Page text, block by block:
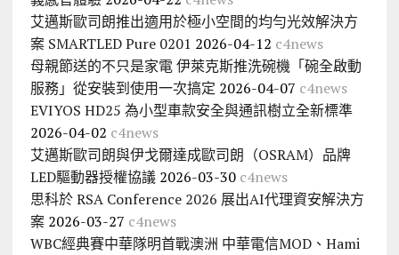
艾邁斯歐司朗推出適用於極小空間的均勻光效解決方
案 SMARTLED Pure 0201 2026-04-12 c4news
母親節送的不只是家電 伊萊克斯推洗碗機「碗全啟動
服務」從安裝到使用一次搞定 2026-04-07 c4news
EVIYOS HD25 為小型車款安全與通訊樹立全新標準
2026-04-02 c4news
艾邁斯歐司朗與伊戈爾達成歐司朗（OSRAM）品牌
LED驅動器授權協議 2026-03-30 c4news
思科於 RSA Conference 2026 展出AI代理資安解決方
案 2026-03-27 c4news
WBC經典賽中華隊明首戰澳洲 中華電信MOD、Hami